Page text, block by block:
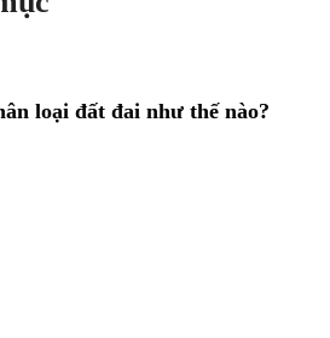
loại đất đai như thế nào?